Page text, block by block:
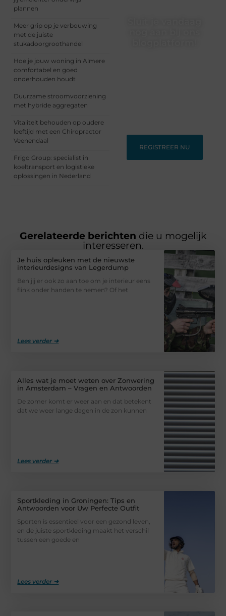
plannen
Meer grip op je verbouwing
met de juiste
stukadoorgroothandel
Hoe je jouw woning in Almere
comfortabel en goed
onderhouden houdt
Duurzame stroomvoorziening
met hybride aggregaten
Vitaliteit behouden op oudere
leeftijd met een Chiropractor
Veenendaal
Frigo Group: specialist in
koeltransport en logistieke
oplossingen in Nederland
REGISTREER NU
Gerelateerde berichten die u mogelijk
interesseren.
Je huis opleuken met de nieuwste
interieurdesigns van Legerdump
Ben jij er ook zo aan toe om je interieur eens
flink onder handen te nemen? Of het
Lees verder ➜
Alles wat je moet weten over Zonwering
in Amsterdam – Vragen en Antwoorden
De zomer komt er weer aan en dat betekent
dat we weer lange dagen in de zon kunnen
Lees verder ➜
Sportkleding in Groningen: Tips en
Antwoorden voor Uw Perfecte Outfit
Sporten is essentieel voor een gezond leven,
en de juiste sportkleding maakt het verschil
tussen een goede en
Lees verder ➜